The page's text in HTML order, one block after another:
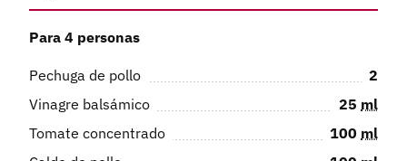
Para 4 personas
Pechuga de pollo
2
Vinagre balsámico
25 ml
Tomate concentrado
100 ml